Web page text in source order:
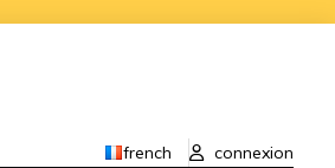
french
connexion